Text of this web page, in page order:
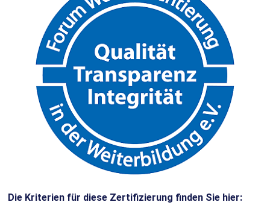
Die Kriterien für diese Zertifizierung finden Sie hier: